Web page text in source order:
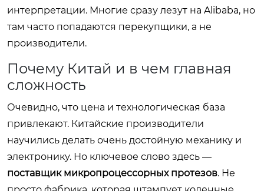
интерпретации. Многие сразу лезут на Alibaba, но
там часто попадаются перекупщики, а не
производители.
Почему Китай и в чем главная
сложность
Очевидно, что цена и технологическая база
привлекают. Китайские производители
научились делать очень достойную механику и
электронику. Но ключевое слово здесь —
поставщик микропроцессорных протезов. Не